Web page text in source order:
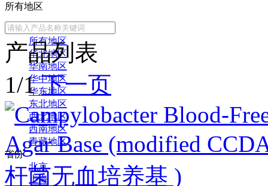
所有地区
常用地区
所有地区
华北地区
华南地区
华中地区
华东地区
东北地区
西北地区
西南地区
青藏地区
省份
北京
上海
产品列表
1/1下一页